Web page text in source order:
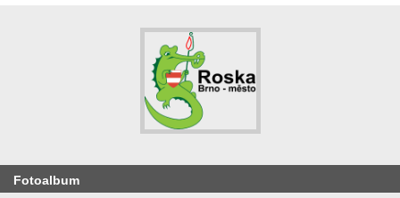
Fotoalbum